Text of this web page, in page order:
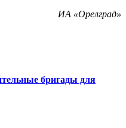
ИА «Орелград»
бригады для